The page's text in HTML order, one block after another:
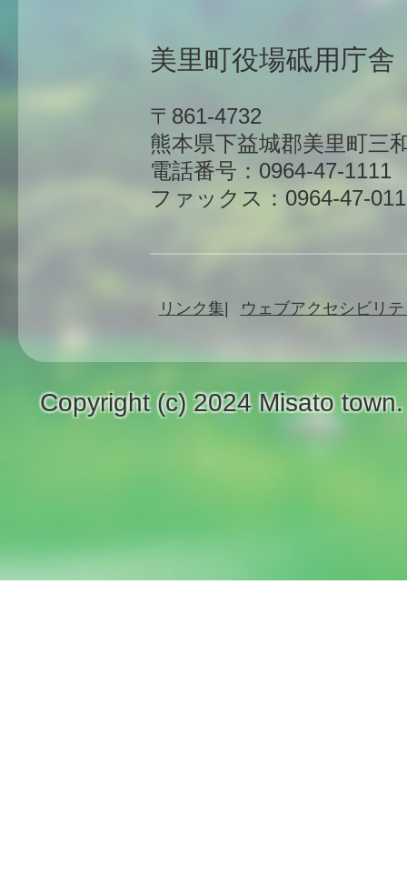
美里町役場砥用庁舎
〒861-4732
熊本県下益城郡美里町三
電話番号：0964-47-1111
ファックス：0964-47-
リンク集 ウェブアクセシビリ
Copyright (c) 2024 Misato